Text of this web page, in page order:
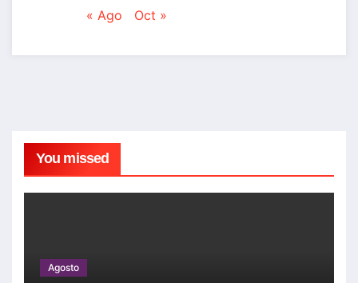
« Ago Oct »
You missed
Agosto